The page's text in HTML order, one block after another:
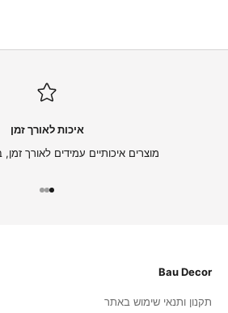
איכות לאורך זמן
מוצרים איכותיים עמידים לאורך
עבור לפריט 1
עבור לפריט 2
עבור לפריט
Bau Decor
תקנון ותנאי שימוש באתר